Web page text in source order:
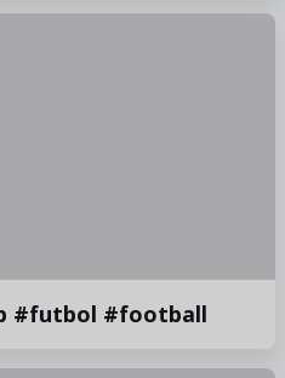
#futbol #football